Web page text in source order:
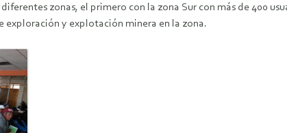
zonas, el primero con la zona Sur con más de 400
exploración y explotación minera en la zona.